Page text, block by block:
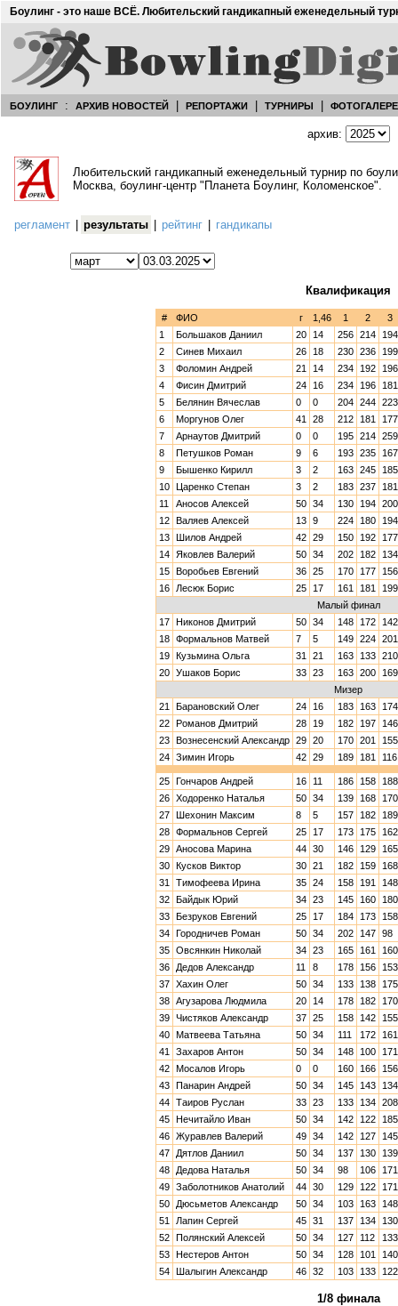
Боулинг - это наше ВСЁ. Любительский гандикапный еженедельный
БОУЛИНГ : АРХИВ НОВОСТЕЙ РЕПОРТАЖИ ТУРНИРЫ
архив:
Любительский гандикапный еженедельный турнир по
Москва, боулинг-центр "Планета Боулинг, Коломенское".
регламент результаты рейтинг гандикапы
Квалификация
# ФИО г 1,46 1 2
3
1
Большаков Даниил 20 14 256 214
194
2
Синев Михаил 26 18 230 236
199
3
Фоломин Андрей 21 14 234 192
196
4
Фисин Дмитрий 24 16 234 196
181
5
Белянин Вячеслав 0 0 204 244 223
6
Моргунов Олег 41 28 212 181
177
7
Арнаутов Дмитрий 0 0 195 214 259
8
Петушков Роман 9 6 193 235
167
9
Бышенко Кирилл 3 2 163 245
185
10 Царенко Степан 3 2 183 237
181
11
Аносов Алексей 50 34 130 194 200
12 Валяев Алексей 13 9 224 180
194
13 Шилов Андрей 42 29 150 192
177
14 Яковлев Валерий 50 34 202 182
134
15 Воробьев Евгений 36 25 170 177
156
16
Лесюк Борис 25 17 161 181
199
Малый финал
17 Никонов Дмитрий 50 34 148 172
142
18 Формальнов Матвей 7 5 149 224 201
19 Кузьмина Ольга 31 21 163 133 210
20 Ушаков Борис 33 23 163 200
169
Мизер
21
Барановский Олег 24 16 183 163
174
22 Романов Дмитрий 28 19 182 197
146
23 Вознесенский Александр 29 20 170 201
155
24 Зимин Игорь 42 29 189 181 116
25 Гончаров Андрей 16 11 186 158
188
26 Ходоренко Наталья 50 34 139 168
170
27 Шехонин Максим 8 5 157 182
189
28 Формальнов Сергей 25 17 173 175
162
29 Аносова Марина 44 30 146 129
165
30 Кусков Виктор 30 21 182 159
168
31
Тимофеева Ирина 35 24 158 191
148
32 Байдык Юрий 34 23 145 160
180
33 Безруков Евгений 25 17 184 173
158
34 Городничев Роман 50 34 202 147 98
35 Овсянкин Николай 34 23 165 161
160
36
Дедов Александр 11 8 178 156
153
37 Хахин Олег 50 34 133 138
175
38 Агузарова Людмила 20 14 178 182
170
39 Чистяков Александр 37 25 158 142
155
40 Матвеева Татьяна 50 34 111 172
161
41
Захаров Антон 50 34 148 100
171
42 Мосалов Игорь 0 0 160 166
156
43 Панарин Андрей 50 34 145 143
134
44 Таиров Руслан 33 23 133 134 208
45 Нечитайло Иван 50 34 142 122
185
46 Журавлев Валерий 49 34 142 127
145
47
Дятлов Даниил 50 34 137 130
139
48
Дедова Наталья 50 34 98 106
171
49 Заболотников Анатолий 44 30 129 122
171
50
Дюсьметов Александр 50 34 103 163
148
51
Лапин Сергей 45 31 137 134
130
52 Полянский Алексей 50 34 127 112
133
53 Нестеров Антон 50 34 128 101
140
54 Шалыгин Александр 46 32 103 133 122
1/8 финала